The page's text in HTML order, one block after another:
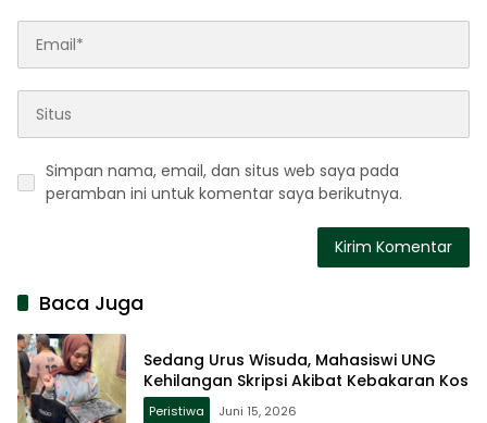
Simpan nama, email, dan situs web saya pada
peramban ini untuk komentar saya berikutnya.
Baca Juga
Sedang Urus Wisuda, Mahasiswi UNG
Kehilangan Skripsi Akibat Kebakaran Kos
Peristiwa Juni 15, 2026